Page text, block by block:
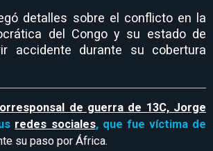
detalles sobre el conflicto en la
del Congo y su estado de
accidente durante su cobertura
de guerra de 13C,Jorge
redes sociales, que fue víctima de
su paso por África.